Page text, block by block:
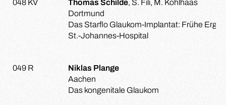
048 KV Thomas Schilde, S. Fili, M. Kohlhaas
Dortmund
Das Starflo Glaukom-Implantat: Frühe
St.-Johannes-Hospital
049 R
Niklas Plange
Aachen
Das kongenitale Glaukom